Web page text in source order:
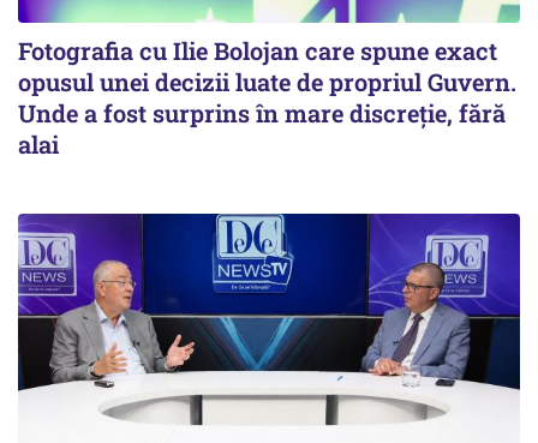
Fotografia cu Ilie Bolojan care spune exact
opusul unei decizii luate de propriul Guvern.
Unde a fost surprins în mare discreție, fără
alai